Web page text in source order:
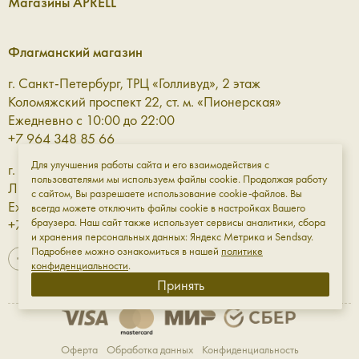
как в базовом гардеробе, так и в более сложных
сочетаниях, где важна каждая линия. Это деталь, которая
работает незаметно, но всегда точно.
Перчатки — комфорт и защита в
прохладное время
Кожаные перчатки — это про тактильное удовольствие и
функциональность. Они защищают от холода, при этом
остаются элегантным элементом образа, который легко
вписывается в городской стиль.
Кошельки — порядок в деталях
Хороший кожаный кошелёк — это не только про
хранение, но и про ощущение контроля и удобства.
Флагманский магазин
г. Санкт-Петербург, ТРЦ «Голливуд», 2 этаж
Коломяжский проспект 22, ст. м. «Пионерская»
Ежедневно с 10:00 до 22:00
+7 964 348 85 66
г. Санкт-Петербург, ТРЦ «Галерея» 3 этаж
Лиговский проспект, 30а, ст. м. «Площадь Восстания»
Ежедневно с 10:00 до 23:00
+7 961 811-18-98
Оферта Обработка данных Конфиденциальность
Для улучшения работы сайта и его взаимодействия с
пользователями мы используем файлы cookie. Продолжая работу
с сайтом, Вы разрешаете использование cookie-файлов. Вы
всегда можете отключить файлы cookie в настройках Вашего
браузера. Наш сайт также использует сервисы аналитики, сбора
и хранения персональных данных: Яндекс Метрика и Sendsay.
Подробнее можно ознакомиться в нашей политике
конфиденциальности.
Принять